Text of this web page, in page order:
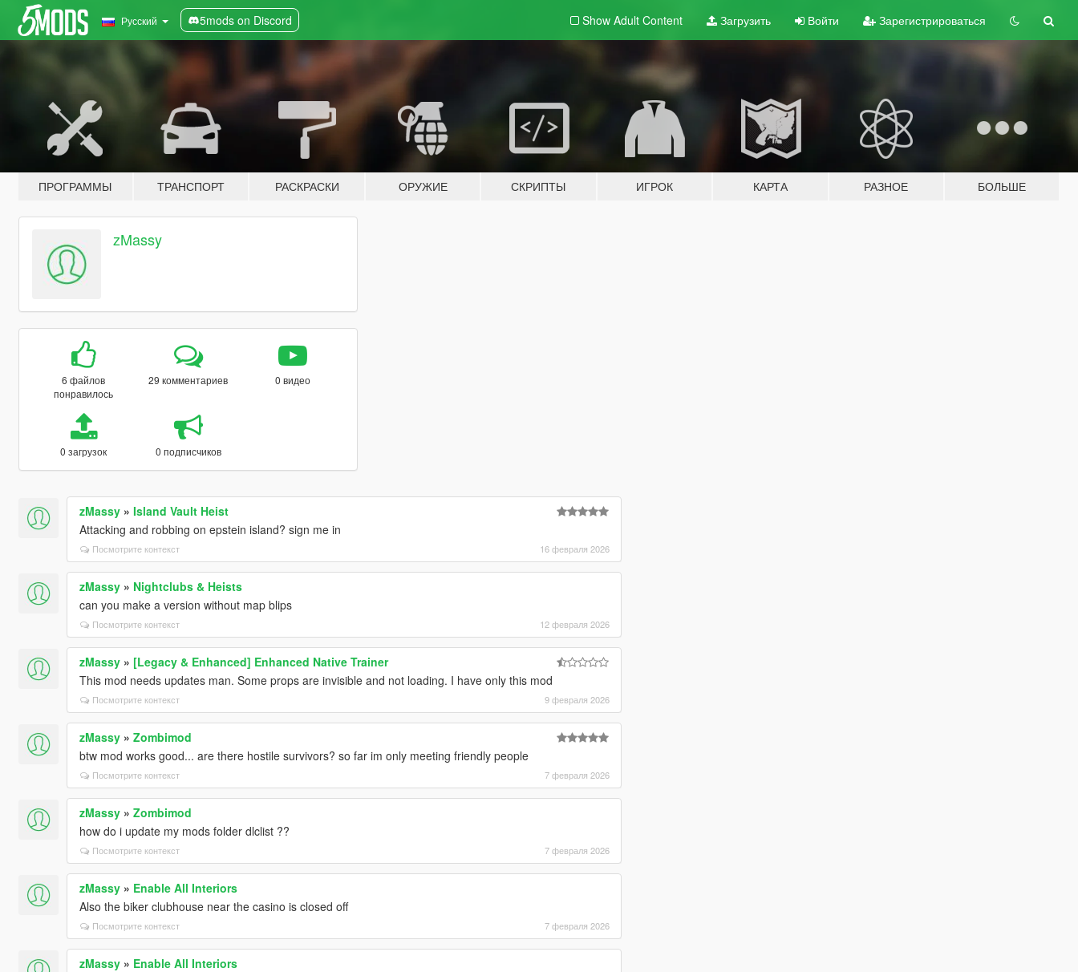
Русский 5mods on Discord Show Adult Content Загрузить Войти Зарегистрироваться
ПРОГРАММЫ ТРАНСПОРТ РАСКРАСКИ ОРУЖИЕ СКРИПТЫ ИГРОК КАРТА РАЗНОЕ БОЛЬШЕ
zMassy
6 файлов
понравилось
29 комментариев 0 видео
0 загрузок 0 подписчиков
zMassy» Island Vault Heist
Attacking and robbing on epstein island? sign me in
Посмотрите контекст 16 февраля 2026
zMassy» Nightclubs & Heists
can you make a version without map blips
Посмотрите контекст 12 февраля 2026
zMassy» [Legacy & Enhanced] Enhanced Native Trainer
This mod needs updates man. Some props are invisible and not loading. I have only this mod
Посмотрите контекст 9 февраля 2026
zMassy» Zombimod
btw mod works good... are there hostile survivors? so far im only meeting friendly people
Посмотрите контекст 7 февраля 2026
zMassy» Zombimod
how do i update my mods folder dlclist ??
Посмотрите контекст 7 февраля 2026
zMassy» Enable All Interiors
Also the biker clubhouse near the casino is closed off
Посмотрите контекст 7 февраля 2026
zMassy» Enable All Interiors